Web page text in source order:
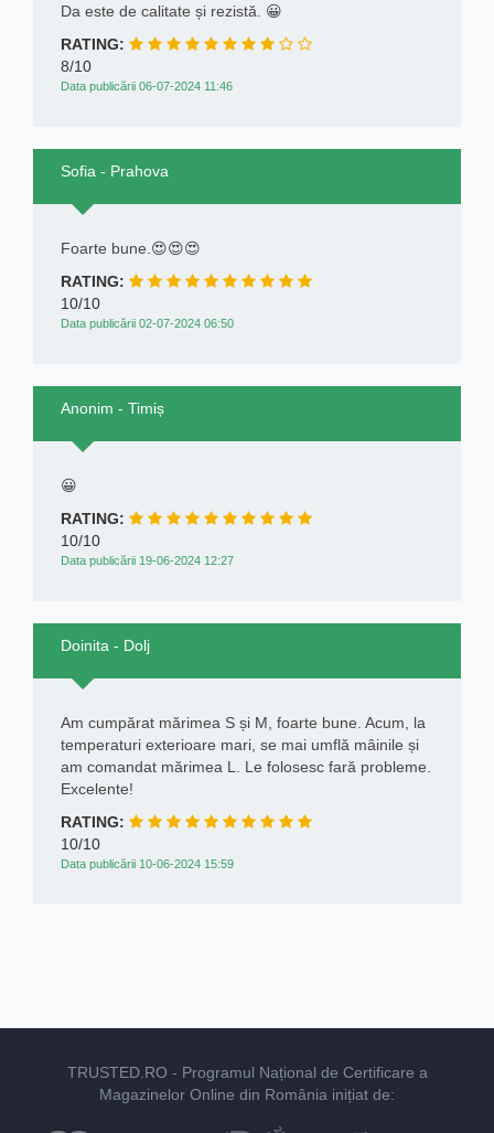
Da este de calitate și rezistă. 😀
RATING:
8/10
Data publicării 06-07-2024 11:46
Sofia - Prahova
Foarte bune.😍😍😍
RATING:
10/10
Data publicării 02-07-2024 06:50
Anonim - Timiș
😀
RATING:
10/10
Data publicării 19-06-2024 12:27
Doinita - Dolj
Am cumpărat mărimea S și M, foarte bune. Acum, la
temperaturi exterioare mari, se mai umflă mâinile și
am comandat mărimea L. Le folosesc fară probleme.
Excelente!
RATING:
10/10
Data publicării 10-06-2024 15:59
TRUSTED.RO - Programul Național de Certificare a
Magazinelor Online din România inițiat de: